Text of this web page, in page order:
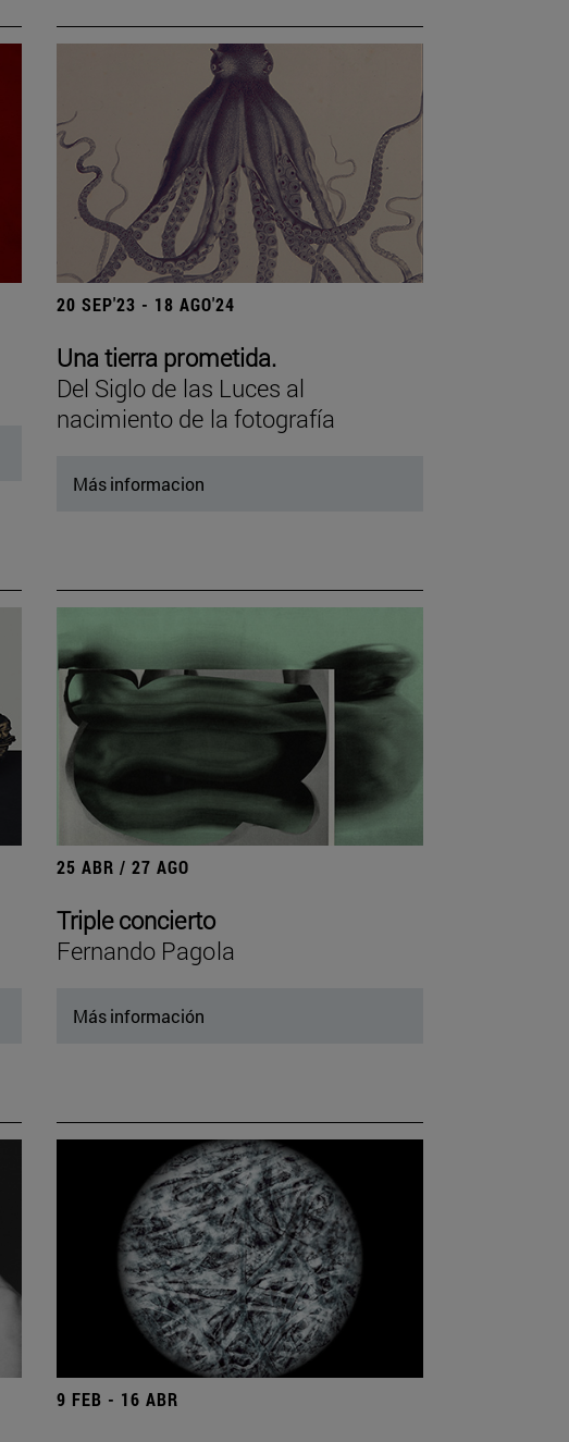
20 SEP'23 - 18 AGO'24
Una tierra prometida.
Del Siglo de las Luces al
nacimiento de la fotografía
Más informacion
25 ABR / 27 AGO
Triple concierto
Fernando Pagola
Más información
9 FEB - 16 ABR